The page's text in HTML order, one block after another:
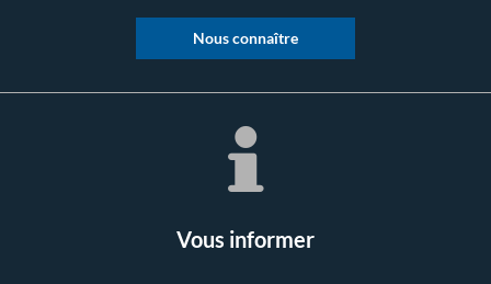
Nous connaître
Vous informer